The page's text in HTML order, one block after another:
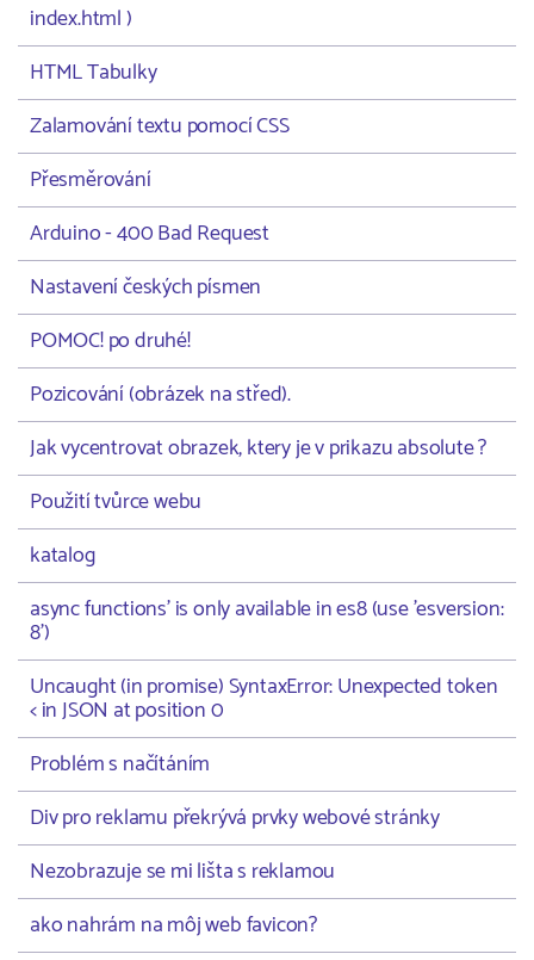
index.html )
HTML Tabulky
Zalamování textu pomocí CSS
Přesměrování
Arduino - 400 Bad Request
Nastavení českých písmen
POMOC! po druhé!
Pozicování (obrázek na střed).
Jak vycentrovat obrazek, ktery je v prikazu absolute ?
Použití tvůrce webu
katalog
async functions' is only available in es8 (use 'esversion:
8')
Uncaught (in promise) SyntaxError: Unexpected token
< in JSON at position 0
Problém s načítáním
Div pro reklamu překrývá prvky webové stránky
Nezobrazuje se mi lišta s reklamou
ako nahrám na môj web favicon?